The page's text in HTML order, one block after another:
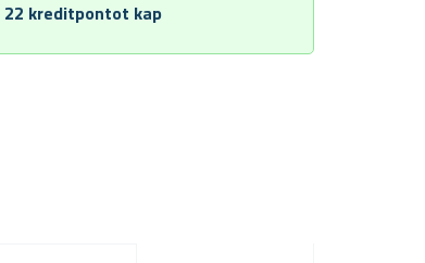
22 kreditpontot kap